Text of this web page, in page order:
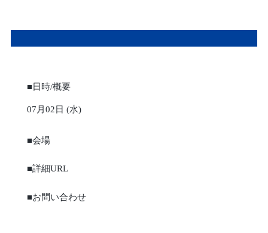
■日時/概要
07月02日 (水)
■会場
■詳細URL
■お問い合わせ